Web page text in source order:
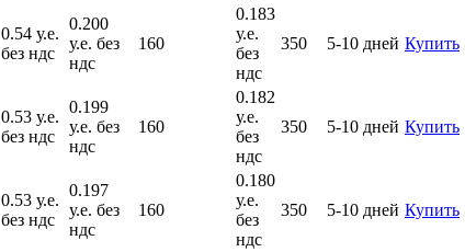
0.54 у.е.
без ндс
0.200
у.е. без
ндс
160
0.183
у.е.
без
ндс
350 5-10 дней Купить
0.53 у.е.
без ндс
0.199
у.е. без
ндс
160
0.182
у.е.
без
ндс
350 5-10 дней Купить
0.53 у.е.
без ндс
0.197
у.е. без
ндс
160
0.180
у.е.
без
ндс
350 5-10 дней Купить